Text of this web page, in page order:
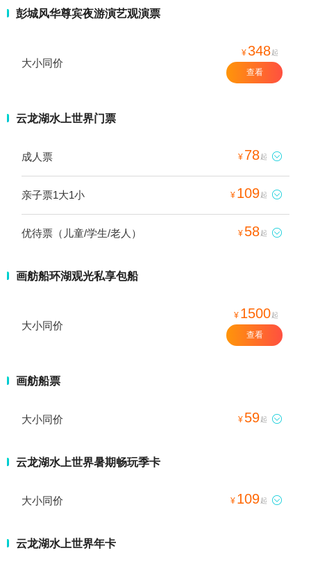
彭城风华尊宾夜游演艺观演票
大小同价
¥348起
查看
云龙湖水上世界门票
成人票 ¥ 78起 
亲子票1大1小 ¥ 109起 
优待票（儿童/学生/老人） ¥ 58起 
画舫船环湖观光私享包船
大小同价
¥ 1500起
查看
画舫船票
大小同价 ¥ 59起 
云龙湖水上世界暑期畅玩季卡
大小同价 ¥ 109起 
云龙湖水上世界年卡